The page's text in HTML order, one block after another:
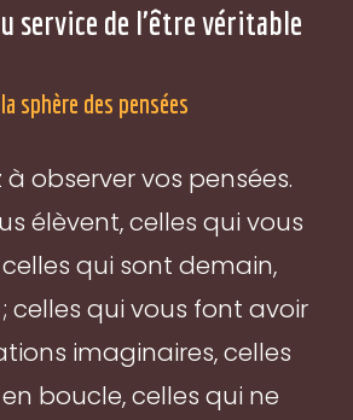
service de l'être véritable
sphère des pensées
observer vos pensées.
élèvent, celles qui vous
qui sont demain,
; celles qui vous font avoir
imaginaires, celles
boucle, celles qui ne